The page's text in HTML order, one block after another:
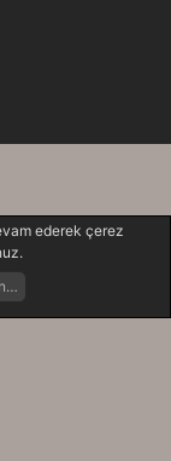
ederek çerez